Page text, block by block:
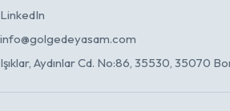
LinkedIn
info@golgedeyasam.com
Işıklar, Aydınlar Cd. No:86, 35530, 35070